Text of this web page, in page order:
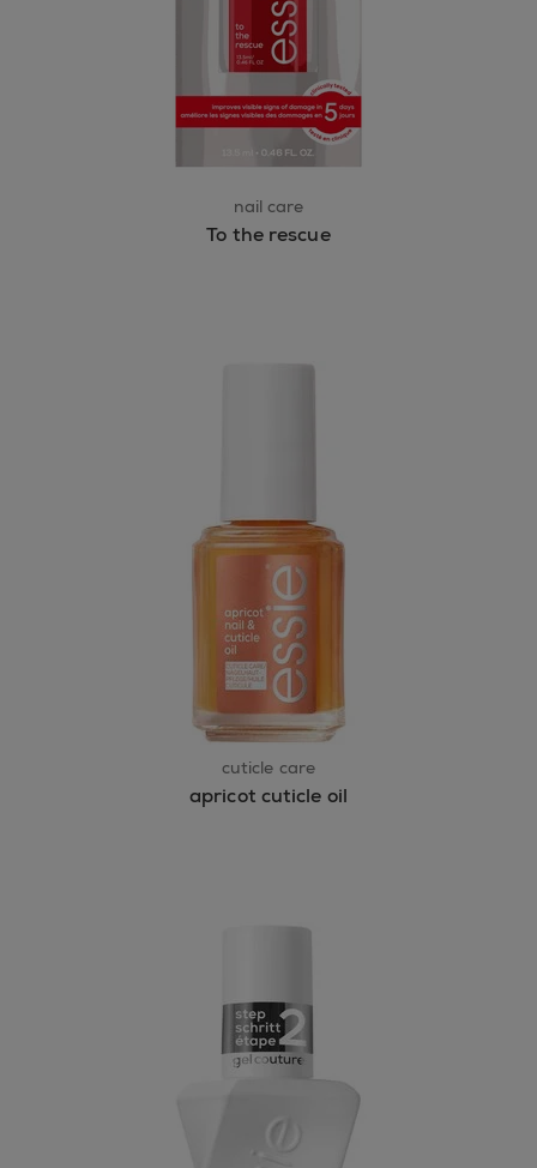
nail care
To the rescue
cuticle care
apricot cuticle oil